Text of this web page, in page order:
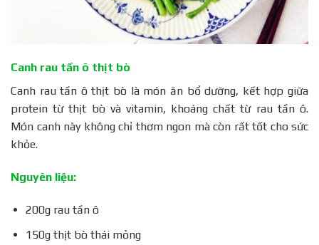
Canh rau tần ô thịt bò
Canh rau tần ô thịt bò là món ăn bổ dưỡng, kết hợp giữa
protein từ thịt bò và vitamin, khoáng chất từ rau tần ô.
Món canh này không chỉ thơm ngon mà còn rất tốt cho sức
khỏe.
Nguyên liệu:
200g rau tần ô
150g thịt bò thái mỏng